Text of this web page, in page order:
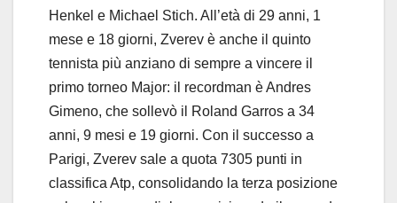
Henkel e Michael Stich. All’età di 29 anni, 1
mese e 18 giorni, Zverev è anche il quinto
tennista più anziano di sempre a vincere il
primo torneo Major: il recordman è Andres
Gimeno, che sollevò il Roland Garros a 34
anni, 9 mesi e 19 giorni. Con il successo a
Parigi, Zverev sale a quota 7305 punti in
classifica Atp, consolidando la terza posizione